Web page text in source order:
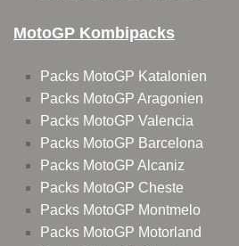
MotoGP Kombipacks
Packs MotoGP Katalonien
Packs MotoGP Aragonien
Packs MotoGP Valencia
Packs MotoGP Barcelona
Packs MotoGP Alcaniz
Packs MotoGP Cheste
Packs MotoGP Montmelo
Packs MotoGP Motorland